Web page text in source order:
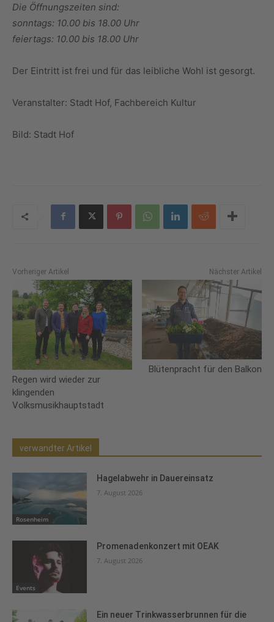
Die Öffnungszeiten sind:
sonntags: 10.00 bis 18.00 Uhr
feiertags: 10.00 bis 18.00 Uhr
Der Eintritt ist frei und für das leibliche Wohl ist gesorgt.
Veranstalter: Stadt Hof, Fachbereich Kultur
Bild: Stadt Hof
Vorheriger Artikel
Regen wird wieder zur
klingenden
Volksmusikhauptstadt
Nächster Artikel
Blütenpracht für den Balkon
verwandter Artikel
Rosenheim
Hagelabwehr in Dauereinsatz
7. August 2026
Events
Promenadenkonzert mit OEAK
7. August 2026
Ein neuer Trinkwasserbrunnen für die